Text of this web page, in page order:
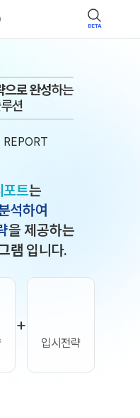
BETA
으로 완성하는
션
포트는
석하여
을 제공하는
램 입니다.
+
입시전략